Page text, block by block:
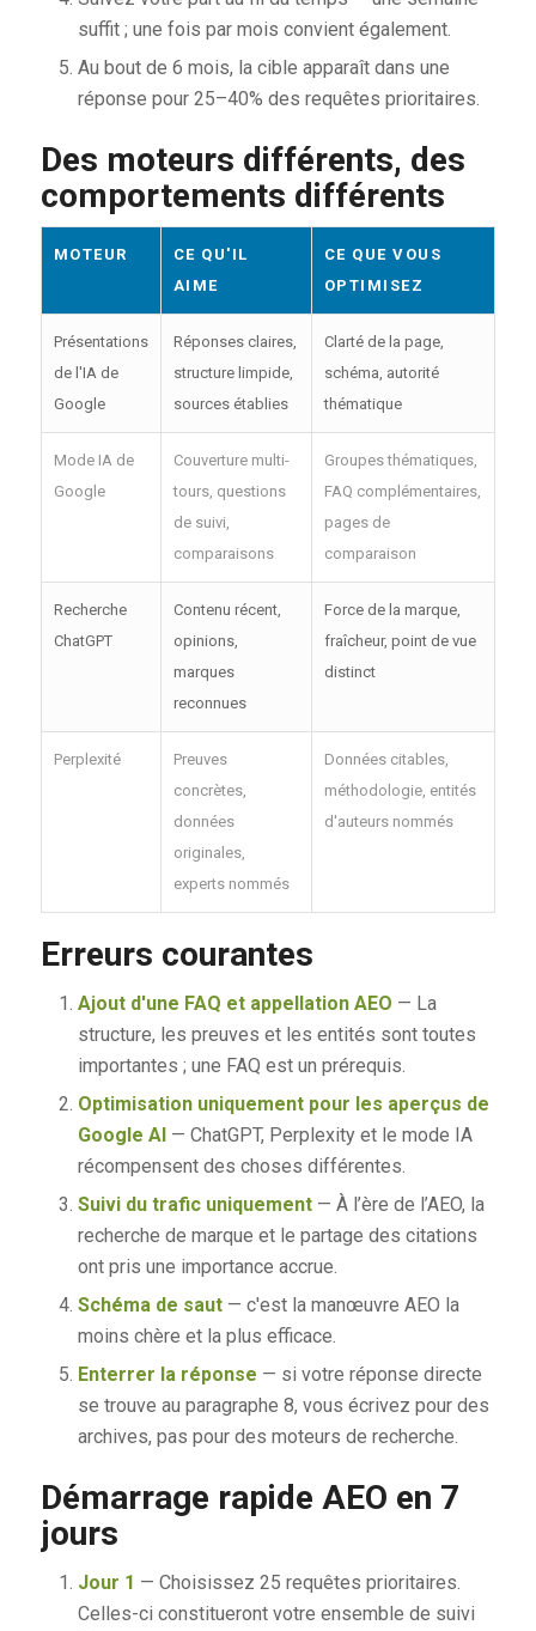
suffit ; une fois par mois convient également.
Au bout de 6 mois, la cible apparaît dans une
réponse pour 25–40% des requêtes prioritaires.
Des moteurs différents, des
comportements différents
MOTEUR
CE QU'IL
AIME
CE QUE VOUS
OPTIMISEZ
Présentations
de l'IA de
Google
Réponses claires,
structure limpide,
sources établies
Clarté de la page,
schéma, autorité
thématique
Mode IA de
Google
Couverture multi-
tours, questions
de suivi,
comparaisons
Groupes thématiques,
FAQ complémentaires,
pages de
comparaison
Recherche
ChatGPT
Contenu récent,
opinions,
marques
reconnues
Force de la marque,
fraîcheur, point de vue
distinct
Perplexité
Preuves
concrètes,
données
originales,
experts nommés
Données citables,
méthodologie, entités
d'auteurs nommés
Erreurs courantes
Ajout d'une FAQ et appellation AEO — La
structure, les preuves et les entités sont toutes
importantes ; une FAQ est un prérequis.
Optimisation uniquement pour les aperçus de
Google AI— ChatGPT, Perplexity et le mode IA
récompensent des choses différentes.
Suivi du trafic uniquement— À l’ère de l’AEO, la
recherche de marque et le partage des citations
ont pris une importance accrue.
Schéma de saut— c'est la manœuvre AEO la
moins chère et la plus efficace.
Enterrer la réponse — si votre réponse directe
se trouve au paragraphe 8, vous écrivez pour des
archives, pas pour des moteurs de recherche.
Démarrage rapide AEO en 7
jours
Jour 1 — Choisissez 25 requêtes prioritaires.
Celles-ci constitueront votre ensemble de suivi